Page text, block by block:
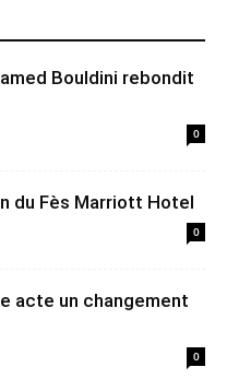
Bouldini rebondit
0
du Fès Marriott Hotel
0
acte un changement
0